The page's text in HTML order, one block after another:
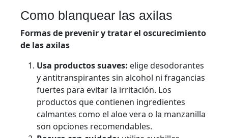
Como blanquear las axilas
Formas de prevenir y tratar el oscurecimiento
de las axilas
Usa productos suaves: elige desodorantes
y antitranspirantes sin alcohol ni fragancias
fuertes para evitar la irritación. Los
productos que contienen ingredientes
calmantes como el aloe vera o la manzanilla
son opciones recomendables.